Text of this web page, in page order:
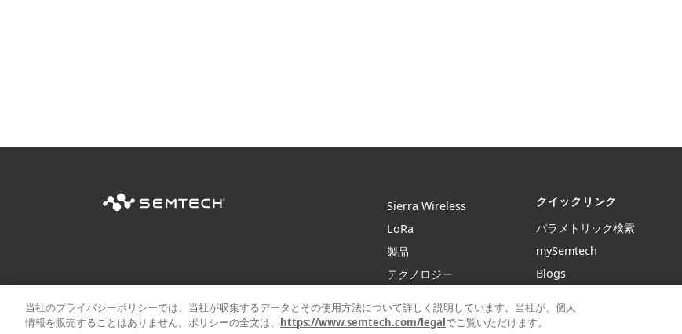
Sierra Wireless
LoRa
製品
テクノロジー
About Semtech
クイックリンク
パラメトリック検索
mySemtech
Blogs
お問い合わせ
当社のプライバシーポリシーでは、当社が収集するデータとその使用方法について詳しく説明しています。当社が、個人
情報を販売することはありません。ポリシーの全文は、 https://www.semtech.com/legalでご覧いただけます。